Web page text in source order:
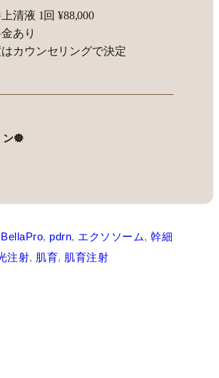
清液 1回 ¥88,000
あり
カウンセリングで決定
ン𖣔
BellaPro, pdrn, エクソソーム, 幹細
注射, 肌育, 肌育注射